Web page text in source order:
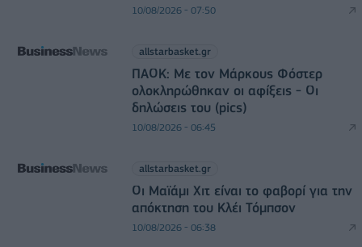
10/08/2026 - 07:50
allstarbasket.gr
ΠΑΟΚ: Με τον Μάρκους Φόστερ
ολοκληρώθηκαν οι αφίξεις - Οι
δηλώσεις του (pics)
10/08/2026 - 06:45
allstarbasket.gr
Οι Μαϊάμι Χιτ είναι το φαβορί για την
απόκτηση του Κλέι Τόμπσον
10/08/2026 - 06:38